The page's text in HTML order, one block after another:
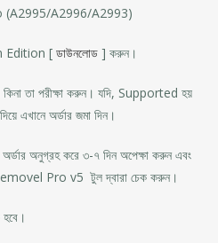
A2996/A2993)
Edition [ডাউনলোড ] করুন।
তা পরীক্ষা করুন। যদি, Supported হয়
এখানে অর্ডার জমা দিন।
অনুগ্রহ করে ৩-৭ দিন অপেক্ষা করুন এবং
Pro v5 টুল দ্বারা চেক করুন।